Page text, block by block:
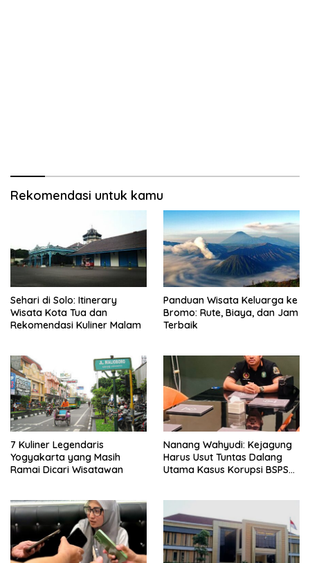
Rekomendasi untuk kamu
Sehari di Solo: Itinerary
Wisata Kota Tua dan
Rekomendasi Kuliner Malam
Panduan Wisata Keluarga ke
Bromo: Rute, Biaya, dan Jam
Terbaik
7 Kuliner Legendaris
Yogyakarta yang Masih
Ramai Dicari Wisatawan
Nanang Wahyudi: Kejagung
Harus Usut Tuntas Dalang
Utama Kasus Korupsi BSPS